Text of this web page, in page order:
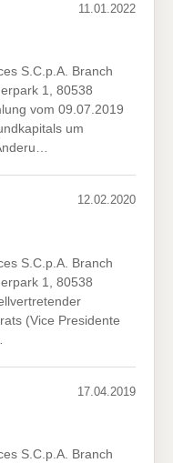
11.01.2022
S.C.p.A. Branch
1, 80538
vom 09.07.2019
um
12.02.2020
S.C.p.A. Branch
1, 80538
(Vice Presidente
17.04.2019
S.C.p.A. Branch